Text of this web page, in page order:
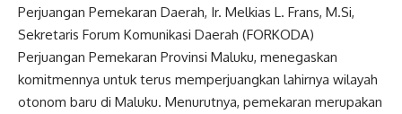
Perjuangan Pemekaran Daerah, Ir. Melkias L. Frans, M.Si,
Sekretaris Forum Komunikasi Daerah (FORKODA)
Perjuangan Pemekaran Provinsi Maluku, menegaskan
komitmennya untuk terus memperjuangkan lahirnya wilayah
otonom baru di Maluku. Menurutnya, pemekaran merupakan